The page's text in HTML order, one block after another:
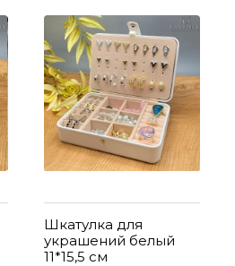
Шкатулка для
украшений белый
11*15,5 см